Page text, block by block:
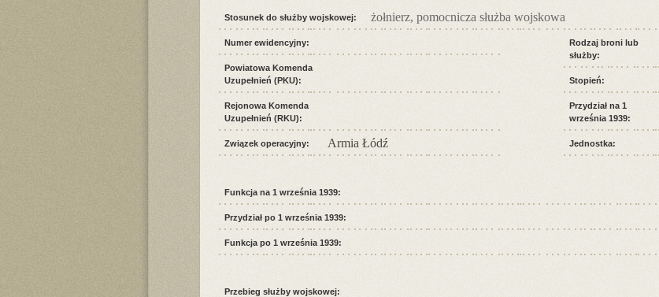
Stosunek do służby wojskowej: żołnierz, pomocnicza służba wojskowa
Numer ewidencyjny:
Powiatowa Komenda
Uzupełnień (PKU):
Rejonowa Komenda
Uzupełnień (RKU):
Związek operacyjny: Armia Łódź
Rodzaj broni lub
służby:
Stopień:
Przydział na 1
września 1939:
Jednostka:
Funkcja na 1 września 1939:
Przydział po 1 września 1939:
Funkcja po 1 września 1939:
Przebieg służby wojskowej: